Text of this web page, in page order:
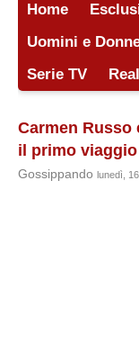
Home
Uomini e
Serie TV
Carmen Russo
il primo
Gossippando lunedì,